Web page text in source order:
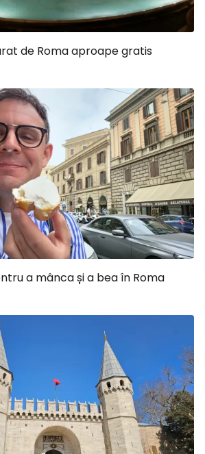
de Roma aproape gratis
a mânca și a bea în Roma